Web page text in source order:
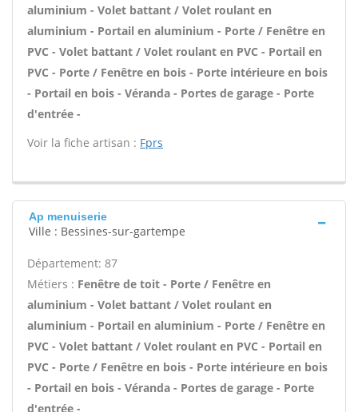
aluminium - Volet battant / Volet roulant en
aluminium - Portail en aluminium - Porte / Fenêtre en
PVC - Volet battant / Volet roulant en PVC - Portail en
PVC - Porte / Fenêtre en bois - Porte intérieure en bois
- Portail en bois - Véranda - Portes de garage - Porte
d'entrée -
Voir la fiche artisan : Fprs
Ap menuiserie
Ville : Bessines-sur-gartempe
Département: 87
Métiers : Fenêtre de toit - Porte / Fenêtre en
aluminium - Volet battant / Volet roulant en
aluminium - Portail en aluminium - Porte / Fenêtre en
PVC - Volet battant / Volet roulant en PVC - Portail en
PVC - Porte / Fenêtre en bois - Porte intérieure en bois
- Portail en bois - Véranda - Portes de garage - Porte
d'entrée -